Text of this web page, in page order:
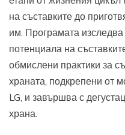
на съставките до
им. Програмата
потенциала на
обмислени практики за
храната, подкрепени от
LG, и завършва с
храна.